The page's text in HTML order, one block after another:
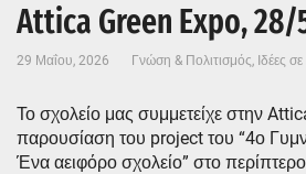
Attica Green Expo,
29 Μαΐου, 2026 Γνώση & Πολιτισμός Ιδέες
Το σχολείο μας συμμετείχε στην
παρουσίαση του project του “4ο
Ένα αειφόρο σχολείο” στο